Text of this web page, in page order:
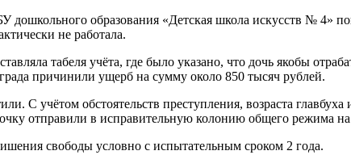
образования «Детская школа искусств № 4»
не работала.
табеля учёта, где было указано, что дочь якобы
причинили ущерб на сумму около 850 тысяч рублей.
С учётом обстоятельств преступления, возраста главбуха
отправили в исправительную колонию общего режима
свободы условно с испытательным сроком 2 года.